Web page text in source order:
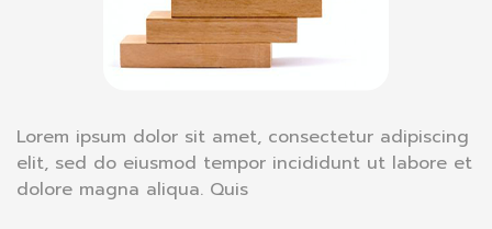
Lorem ipsum dolor sit amet, consectetur adipiscing
elit, sed do eiusmod tempor incididunt ut labore et
dolore magna aliqua. Quis